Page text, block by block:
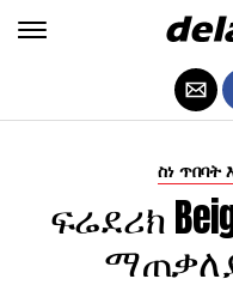
ስነ ጥበባት
ፍሬደሪክ